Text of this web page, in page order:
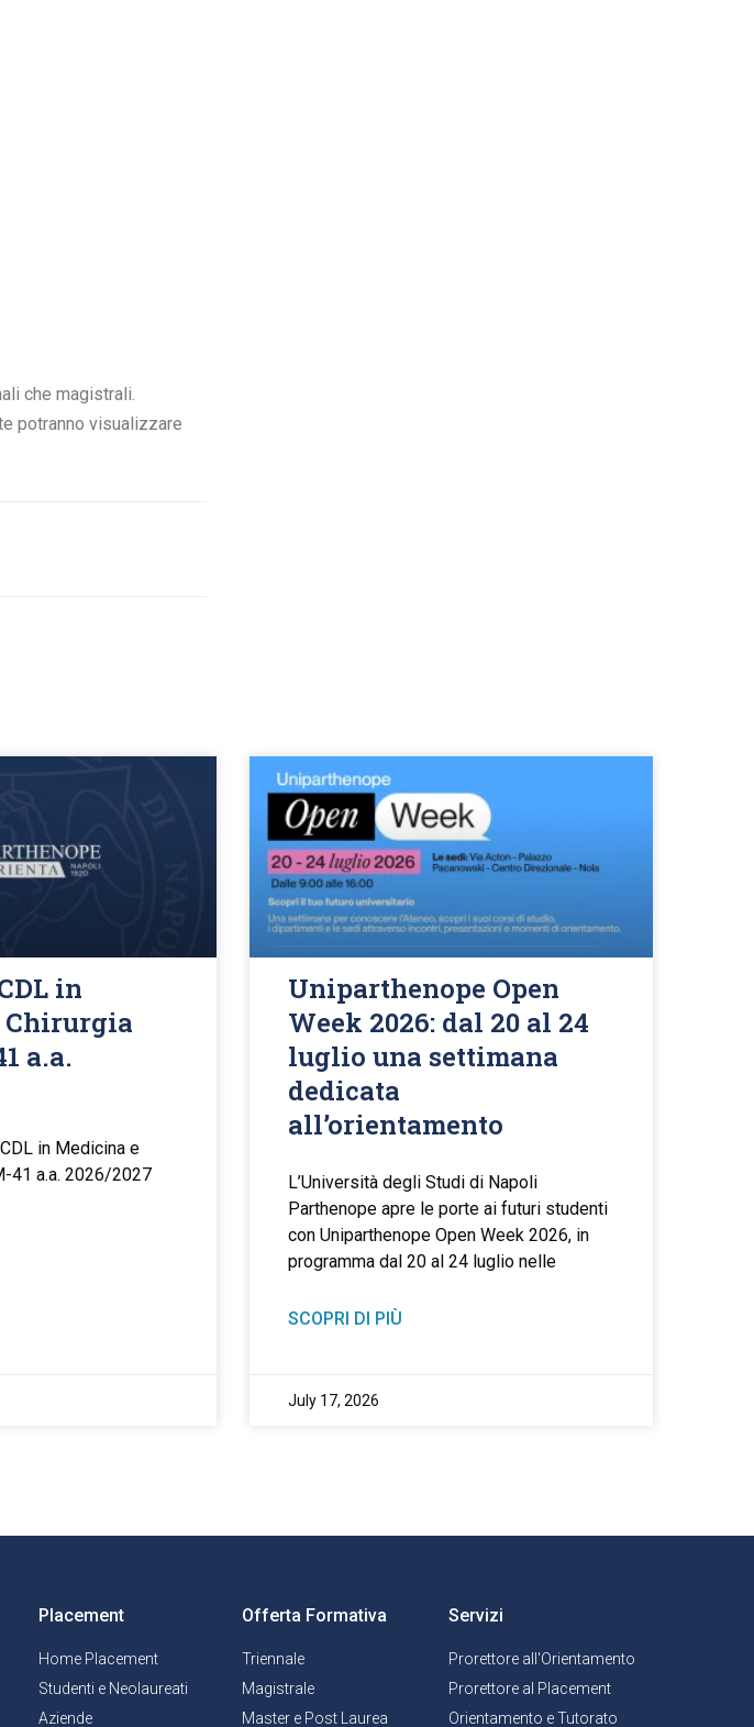
che magistrali.
potranno visualizzare
in
a.a.
in Medicina e
41 a.a. 2026/2027
Uniparthenope Open
Week 2026: dal 20 al 24
luglio una settimana
dedicata
all’orientamento
L’Università degli Studi di Napoli
Parthenope apre le porte ai futuri studenti
con Uniparthenope Open Week 2026, in
programma dal 20 al 24 luglio nelle
SCOPRI DI PIÙ
July 17, 2026
Placement
Home Placement
Studenti e Neolaureati
Aziende
Offerta Formativa
Triennale
Magistrale
Master e Post Laurea
Servizi
Prorettore all'Orientamento
Prorettore al Placement
Orientamento e Tutorato